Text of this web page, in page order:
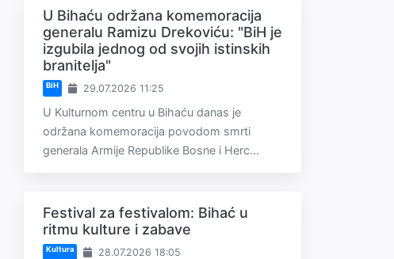
U Bihaću održana komemoracija
generalu Ramizu Drekoviću: "BiH je
izgubila jednog od svojih istinskih
branitelja"
BiH 29.07.2026 11:25
U Kulturnom centru u Bihaću danas je
održana komemoracija povodom smrti
generala Armije Republike Bosne i Herc...
Festival za festivalom: Bihać u
ritmu kulture i zabave
Kultura 28.07.2026 18:05